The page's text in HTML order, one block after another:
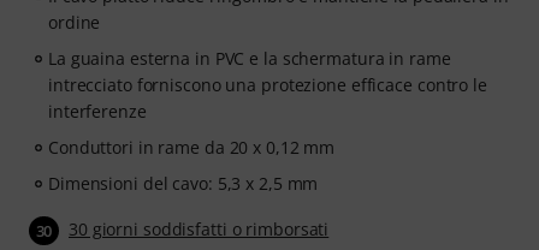
ordine
La guaina esterna in PVC e la schermatura in rame
intrecciato forniscono una protezione efficace contro le
interferenze
Conduttori in rame da 20 x 0,12 mm
Dimensioni del cavo: 5,3 x 2,5 mm
30 30 giorni soddisfatti o rimborsati